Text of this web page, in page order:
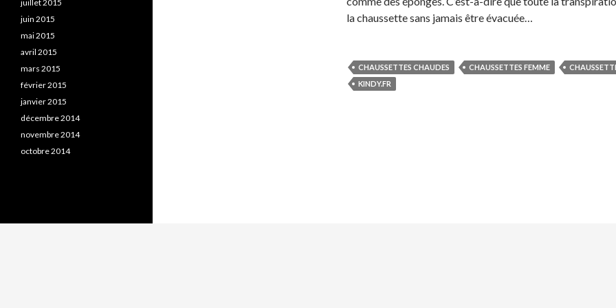
la chaussette sans jamais être évacuée…
CHAUSSETTES CHAUDES CHAUSSETTES FEMME
KINDY.FR
juillet 2015
juin 2015
mai 2015
avril 2015
mars 2015
février 2015
janvier 2015
décembre 2014
novembre 2014
octobre 2014